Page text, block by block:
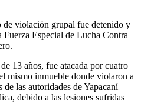
de violación grupal fue detenido y
Fuerza Especial de Lucha Contra
13 años, fue atacada por cuatro
mismo inmueble donde violaron a
las autoridades de Yapacaní
debido a las lesiones sufridas